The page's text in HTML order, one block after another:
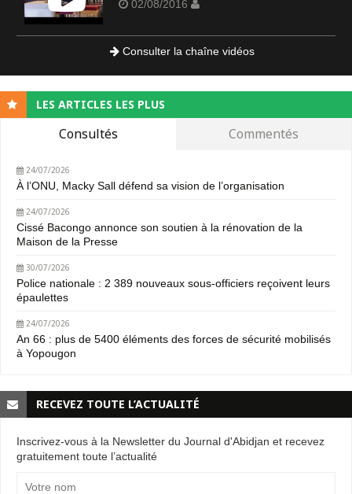
02/08/2016
Consulter la chaîne vidéos
LES ARTICLES LES PLUS
Consultés Commentés
24/07/2026
À l’ONU, Macky Sall défend sa vision de l’organisation
24/07/2026
Cissé Bacongo annonce son soutien à la rénovation de la
Maison de la Presse
30/07/2026
Police nationale : 2 389 nouveaux sous-officiers reçoivent leurs
épaulettes
24/07/2026
An 66 : plus de 5400 éléments des forces de sécurité mobilisés
à Yopougon
RECEVEZ TOUTE L’ACTUALITÉ
Inscrivez-vous à la Newsletter du Journal d'Abidjan et recevez
gratuitement toute l’actualité